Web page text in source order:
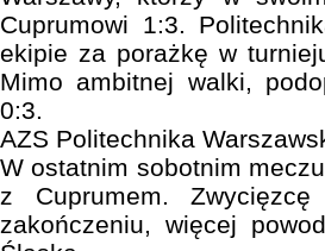
Cuprumowi 1:3.
ekipie za porażkę w
Mimo ambitnej walki,
0:3.
AZS Politechnika
W ostatnim sobotnim
z Cuprumem.
zakończeniu, więcej